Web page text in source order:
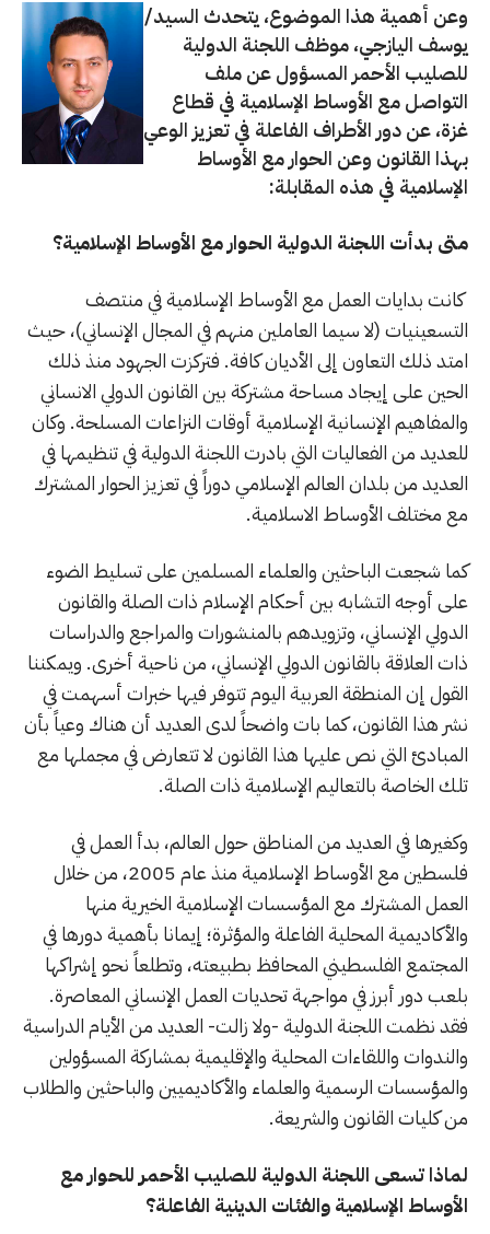
وعن أهمية هذا الموضوع، يتحدث السيد/
يوسف اليازجي، موظف اللجنة الدولية
للصليب الأحمر المسؤول عن ملف
التواصل مع الأوساط الإسلامية في قطاع
غزة، عن دور الأطراف الفاعلة في تعزيز الوعي
بهذا القانون وعن الحوار مع الأوساط
الإسلامية في هذه المقابلة:
متى بدأت اللجنة الدولية الحوار مع الأوساط الإسلامية؟
كانت بدايات العمل مع الأوساط الإسلامية في منتصف
التسعينيات (لا سيما العاملين منهم في المجال الإنساني)، حيث
امتد ذلك التعاون إلى الأديان كافة. فتركزت الجهود منذ ذلك
الحين على إيجاد مساحة مشتركة بين القانون الدولي الانساني
والمفاهيم الإنسانية الإسلامية أوقات النزاعات المسلحة. وكان
للعديد من الفعاليات التي بادرت اللجنة الدولية في تنظيمها في
العديد من بلدان العالم الإسلامي دوراً في تعزيز الحوار المشترك
مع مختلف الأوساط الاسلامية.
كما شجعت الباحثين والعلماء المسلمين على تسليط الضوء
على أوجه التشابه بين أحكام الإسلام ذات الصلة والقانون
الدولي الإنساني، وتزويدهم بالمنشورات والمراجع والدراسات
ذات العلاقة بالقانون الدولي الإنساني، من ناحية أخرى. ويمكننا
القول إن المنطقة العربية اليوم تتوفر فيها خبرات أسهمت في
نشر هذا القانون، كما بات واضحاً لدى العديد أن هناك وعياً بأن
المبادئ التي نص عليها هذا القانون لا تتعارض في مجملها مع
تلك الخاصة بالتعاليم الإسلامية ذات الصلة.
وكغيرها في العديد من المناطق حول العالم، بدأ العمل في
فلسطين مع الأوساط الإسلامية منذ عام 2005، من خلال
العمل المشترك مع المؤسسات الإسلامية الخيرية منها
والأكاديمية المحلية الفاعلة والمؤثرة؛ إيمانا بأهمية دورها في
المجتمع الفلسطيني المحافظ بطبيعته، وتطلعاً نحو إشراكها
بلعب دور أبرز في مواجهة تحديات العمل الإنساني المعاصرة.
فقد نظمت اللجنة الدولية -ولا زالت- العديد من الأيام الدراسية
والندوات واللقاءات المحلية والإقليمية بمشاركة المسؤولين
والمؤسسات الرسمية والعلماء والأكاديميين والباحثين والطلاب
من كليات القانون والشريعة.
لماذا تسعى اللجنة الدولية للصليب الأحمر للحوار مع
الأوساط الإسلامية والفئات الدينية الفاعلة؟